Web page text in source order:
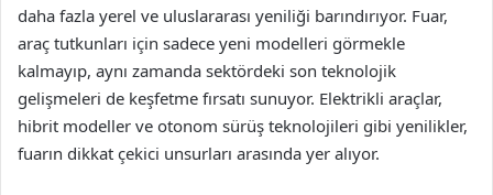
daha fazla yerel ve uluslararası yeniliği barındırıyor. Fuar,
araç tutkunları için sadece yeni modelleri görmekle
kalmayıp, aynı zamanda sektördeki son teknolojik
gelişmeleri de keşfetme fırsatı sunuyor. Elektrikli araçlar,
hibrit modeller ve otonom sürüş teknolojileri gibi yenilikler,
fuarın dikkat çekici unsurları arasında yer alıyor.